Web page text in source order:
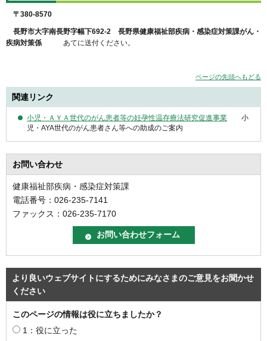
〒380-8570
長野市大字南長野字幅下692-2 長野県健康福祉部疾病・感染症対策課がん・
疾病対策係 あてに送付ください。
ページの先頭へもどる
関連リンク
小児・ＡＹＡ世代のがん患者等の妊孕性温存療法研究促進事業 小
児・AYA世代のがん患者さん等への助成のご案内
お問い合わせ
健康福祉部疾病・感染症対策課
電話番号：026-235-7141
ファックス：026-235-7170
より良いウェブサイトにするためにみなさまのご意見をお聞かせ
ください
このページの情報は役に立ちましたか？
1：役に立った